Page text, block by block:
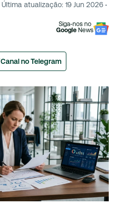
Última atualização: 19 Jun 2026 ·
Siga-nos no
Google News
Canal no Telegram